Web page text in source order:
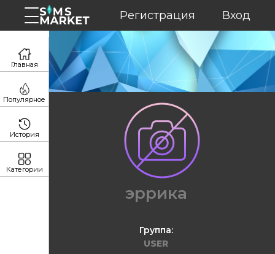
Регистрация Вход
эррика
Группа:
USER
Главная
Популярное
История
Категории